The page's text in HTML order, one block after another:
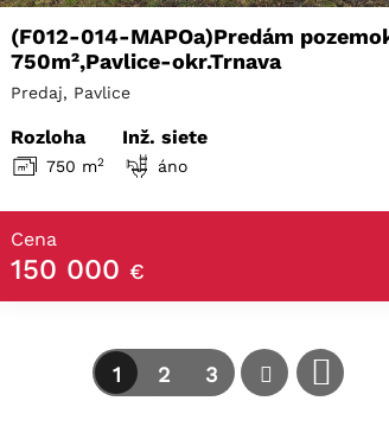
(F012-014-MAPOa)Predám
750m²,Pavlice-okr.Trnava
Predaj, Pavlice
Rozloha
750 m2
Inž. siete
áno
Cena
150 000 €
1 2 3